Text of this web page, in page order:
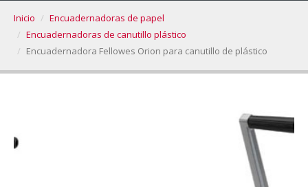
Inicio
Encuadernadoras de papel
Encuadernadoras de canutillo plástico
Encuadernadora Fellowes Orion para canutillo de plástico